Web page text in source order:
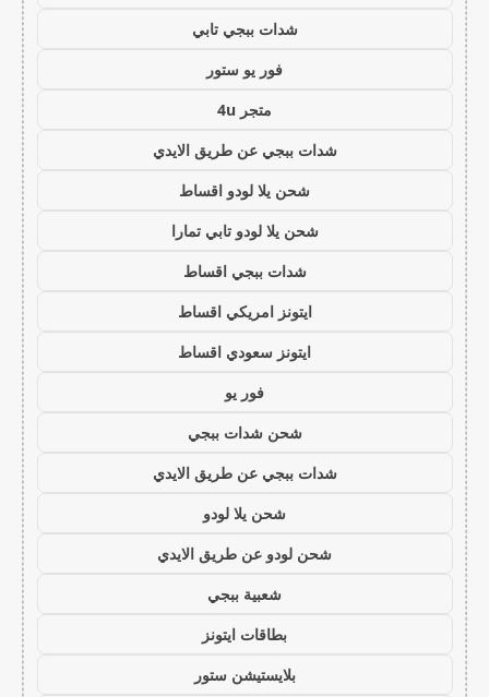
شدات ببجي تابي
فور يو ستور
متجر 4u
شدات ببجي عن طريق الايدي
شحن يلا لودو اقساط
شحن يلا لودو تابي تمارا
شدات ببجي اقساط
ايتونز امريكي اقساط
ايتونز سعودي اقساط
فور يو
شحن شدات ببجي
شدات ببجي عن طريق الايدي
شحن يلا لودو
شحن لودو عن طريق الايدي
شعبية ببجي
بطاقات ايتونز
بلايستيشن ستور